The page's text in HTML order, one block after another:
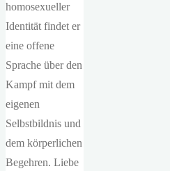
homosexueller
Identität findet er
eine offene
Sprache über den
Kampf mit dem
eigenen
Selbstbildnis und
dem körperlichen
Begehren. Liebe